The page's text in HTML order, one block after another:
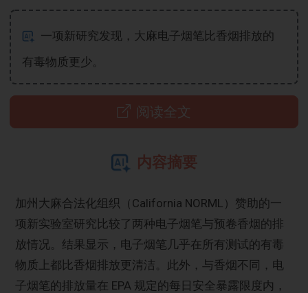
一项新研究发现，大麻电子烟笔比香烟排放的
有毒物质更少。
阅读全文
内容摘要
加州大麻合法化组织（California NORML）赞助的一
项新实验室研究比较了两种电子烟笔与预卷香烟的排
放情况。结果显示，电子烟笔几乎在所有测试的有毒
物质上都比香烟排放更清洁。此外，与香烟不同，电
子烟笔的排放量在 EPA 规定的每日安全暴露限度内，